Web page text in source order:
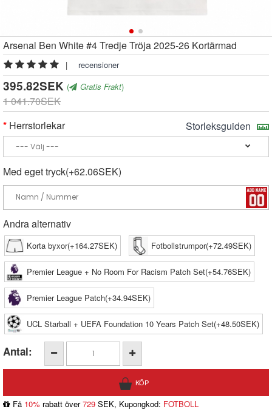
Arsenal Ben White #4 Tredje Tröja 2025-26 Kortärmad
| recensioner
395.82SEK ( Gratis Frakt)
1 041.70SEK
Herrstorlekar
Storleksguiden
Med eget tryck(+62.06SEK)
Andra alternativ
Korta byxor(+164.27SEK) Fotbollstrumpor(+72.49SEK)
Premier League + No Room For Racism Patch Set(+54.76SEK)
Premier League Patch(+34.94SEK)
UCL Starball + UEFA Foundation 10 Years Patch Set(+48.50SEK)
Antal:
Få 10% rabatt över729 SEK, Kupongkod: FOTBOLL